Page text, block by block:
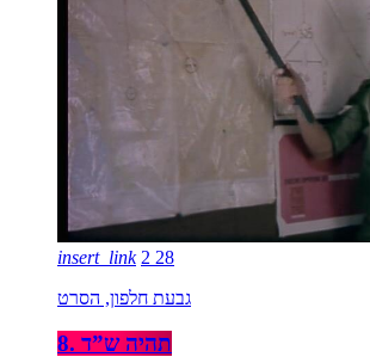
insert_link 2 28
גבעת חלפון, הסרט
8. תהיה ש”ד